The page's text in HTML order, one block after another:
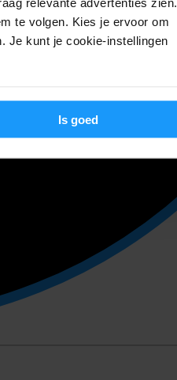
te volgen. Kies je ervoor om
Je kunt je cookie-instellingen
Is goed